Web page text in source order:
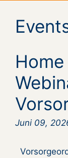
Juni 09,